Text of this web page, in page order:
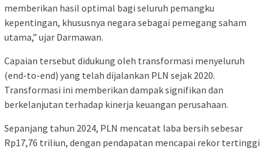
memberikan hasil optimal bagi seluruh pemangku
kepentingan, khususnya negara sebagai pemegang saham
utama,” ujar Darmawan.
Capaian tersebut didukung oleh transformasi menyeluruh
(end-to-end) yang telah dijalankan PLN sejak 2020.
Transformasi ini memberikan dampak signifikan dan
berkelanjutan terhadap kinerja keuangan perusahaan.
Sepanjang tahun 2024, PLN mencatat laba bersih sebesar
Rp17,76 triliun, dengan pendapatan mencapai rekor tertinggi